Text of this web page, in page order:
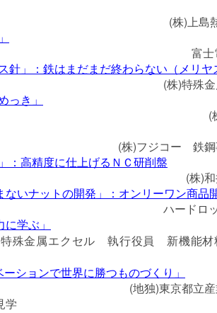
(株)上島
富
針」：鉄はまだまだ終わらない（メリヤ
(株)特殊
っき」
(
(株)フジコー 鉄
：高精度に仕上げるＮＣ研削盤
(株)
ないナットの開発」：オンリーワン商品
ハードロ
学ぶ」
殊金属エクセル 執行役員 新機能材
ションで世界に勝つものづくり」
(地独)東京都立
学